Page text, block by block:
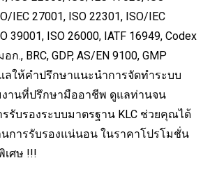
IEC 27001, ISO 22301, ISO/IEC
39001, ISO 26000, IATF 16949, Codex
ก., BRC, GDP, AS/EN 9100, GMP
ลให้คำปรึกษาแนะนำการจัดทำระบบ
งานที่ปรึกษามืออาชีพ ดูแลท่านจน
รับรองระบบมาตรฐาน KLC ช่วยคุณได้
นการรับรองแน่นอน ในราคาโปรโมชั่น
เศษ !!!